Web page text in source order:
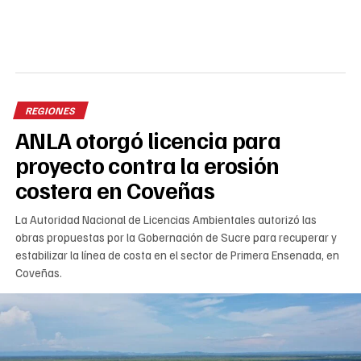
REGIONES
ANLA otorgó licencia para
proyecto contra la erosión
costera en Coveñas
La Autoridad Nacional de Licencias Ambientales autorizó las
obras propuestas por la Gobernación de Sucre para recuperar y
estabilizar la línea de costa en el sector de Primera Ensenada, en
Coveñas.